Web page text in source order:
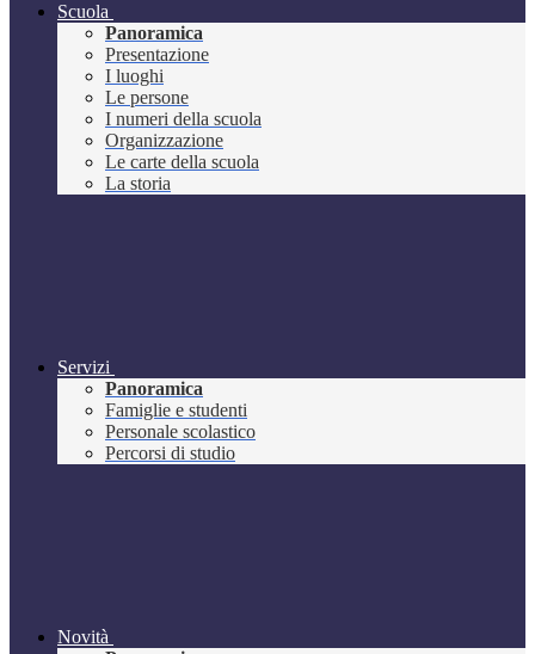
Scuola
Panoramica
Presentazione
I luoghi
Le persone
I numeri della scuola
Organizzazione
Le carte della scuola
La storia
Servizi
Panoramica
Famiglie e studenti
Personale scolastico
Percorsi di studio
Novità